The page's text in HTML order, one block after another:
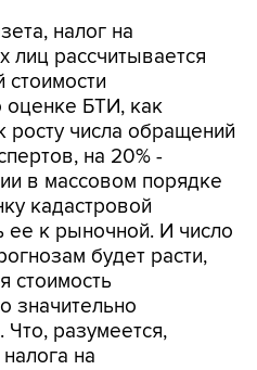
налог на
лиц рассчитывается
стоимости
оценке БТИ, как
числа обращений
на 20% -
в массовом порядке
кадастровой
ее к рыночной. И число
будет расти,
стоимость
значительно
разумеется,
на